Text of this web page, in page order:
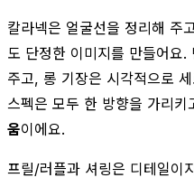
칼라넥은 얼굴선을 정리해 주
도 단정한 이미지를 만들어요
주고, 롱 기장은 시각적으로
스펙은 모두 한 방향을 가리키
움이에요.
프릴/러플과 셔링은 디테일이